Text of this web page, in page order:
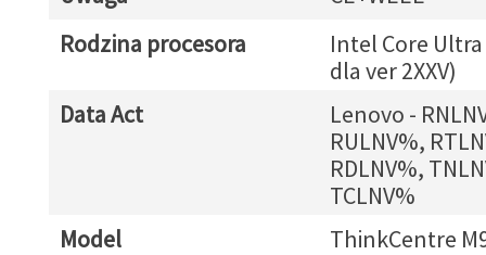
Rodzina procesora
Intel Core
dla ver 2XXV)
Data Act
Lenovo -
RULNV%,
RDLNV%,
TCLNV%
Model
ThinkCentre